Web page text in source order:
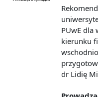
PUwE dla
kierunku
dr Lidię